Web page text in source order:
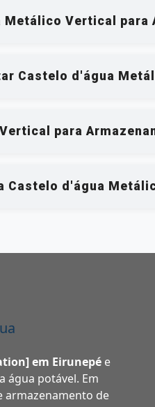
Vertical para
Castelo d'água
para
d'água
em Eirunepé e
água potável. Em
armazenamento de